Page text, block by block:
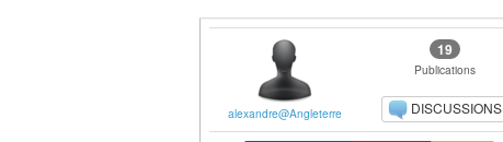
alexandre@Angleterre
19
Publications
DISCUSSIONS